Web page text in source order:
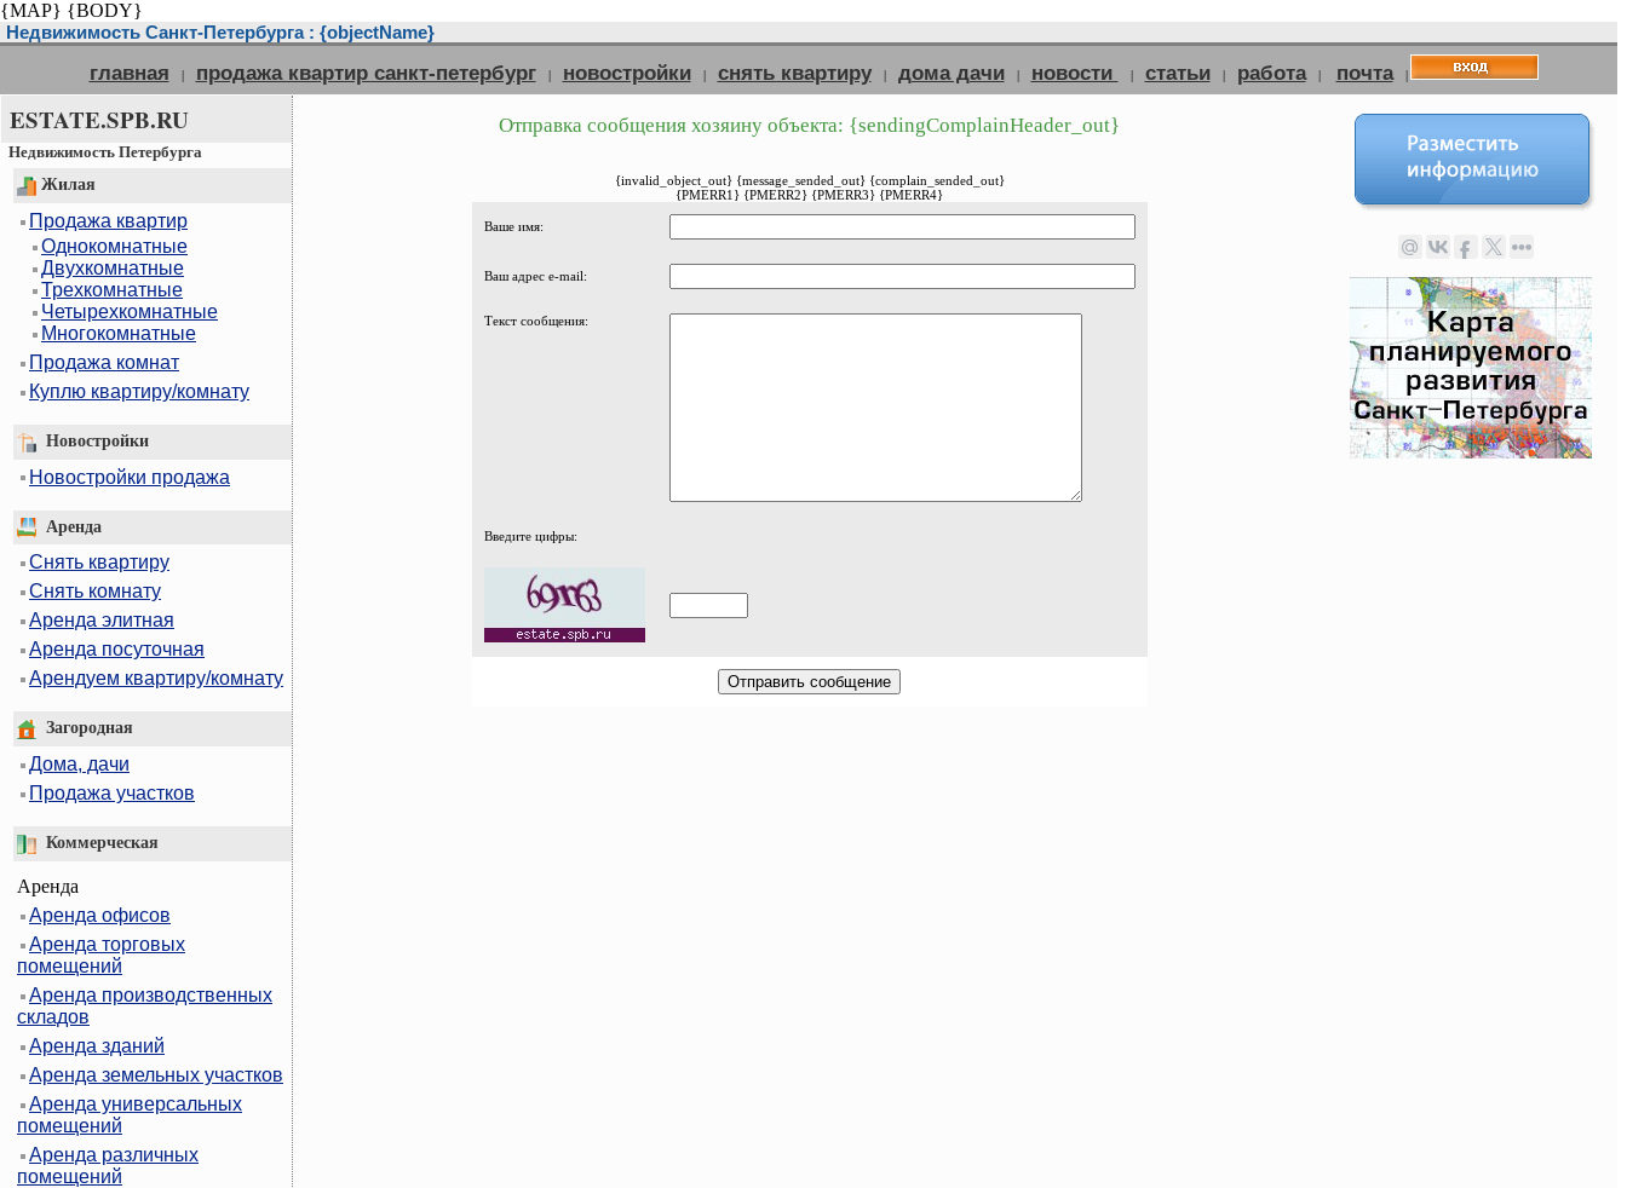
{MAP} {BODY}
Недвижимость Санкт-Петербурга : {objectName}
главная | продажа квартир санкт-петербург | новостройки | снять квартиру | дома дачи | новости | статьи | работа | почта |
ESTATE.SPB.RU
Недвижимость Петербурга
Жилая
Продажа квартир
Однокомнатные
Двухкомнатные
Трехкомнатные
Четырехкомнатные
Многокомнатные
Продажа комнат
Куплю квартиру/комнату
Новостройки
Новостройки продажа
Аренда
Снять квартиру
Снять комнату
Аренда элитная
Аренда посуточная
Арендуем квартиру/комнату
Загородная
Дома, дачи
Продажа участков
Коммерческая
Аренда
Аренда офисов
Аренда торговых
помещений
Аренда производственных
складов
Аренда зданий
Аренда земельных участков
Аренда универсальных
помещений
Аренда различных
помещений
Отправка сообщения хозяину объекта: {sendingComplainHeader_out}
{invalid_object_out} {message_sended_out} {complain_sended_out}
{PMERR1} {PMERR2} {PMERR3} {PMERR4}
Ваше имя:
Ваш адрес e-mail:
Текст сообщения:
Введите цифры: